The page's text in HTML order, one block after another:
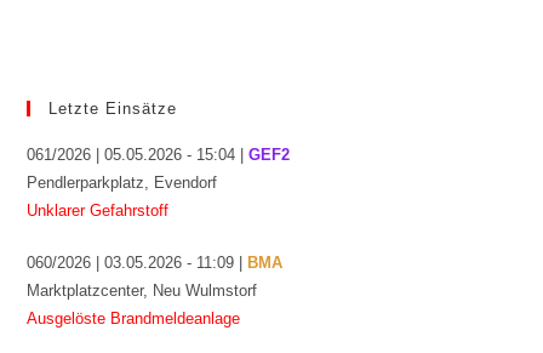
Letzte Einsätze
061/2026 | 05.05.2026 - 15:04 |GEF2
Pendlerparkplatz, Evendorf
Unklarer Gefahrstoff
060/2026 | 03.05.2026 - 11:09 |BMA
Marktplatzcenter, Neu Wulmstorf
Ausgelöste Brandmeldeanlage